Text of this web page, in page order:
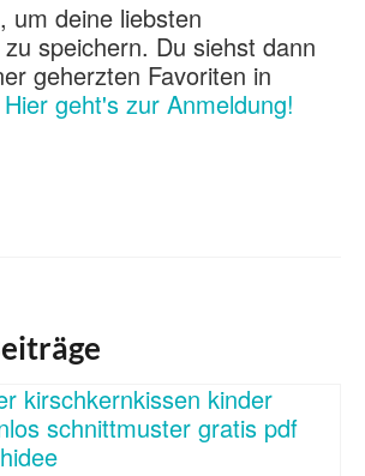
um deine liebsten
speichern. Du siehst dann
geherzten Favoriten in
Hier geht's zur Anmeldung!